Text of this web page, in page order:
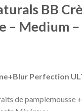
BB
– Medium –
Perfection
de pamplemousse